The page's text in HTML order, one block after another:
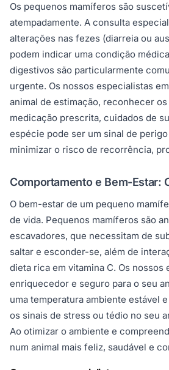
Os pequenos mamíferos são
atempadamente. A consulta
alterações nas fezes (diarreia ou
podem indicar uma condição
digestivos são particularmente
urgente. Os nossos especialistas
animal de estimação, reconhecer
medicação prescrita, cuidados de
espécie pode ser um sinal de
minimizar o risco de recorrência,
Comportamento e Bem-Estar:
O bem-estar de um pequeno
de vida. Pequenos mamíferos são
escavadores, que necessitam de
saltar e esconder-se, além de
dieta rica em vitamina C. Os
enriquecedor e seguro para o seu
uma temperatura ambiente estável
os sinais de stress ou tédio no seu
Ao otimizar o ambiente e
num animal mais feliz, saudável e